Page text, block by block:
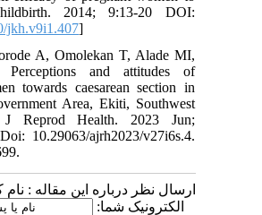
childbirth. 2014; 9:13-20 DOI:
jkh.v9i1.407
Ogunkorode A, Omolekan T, Alade MI,
SO. Perceptions and attitudes of
women towards caesarean section in
Government Area, Ekiti, Southwest
Afr J Reprod Health. 2023 Jun;
35. Doi: 10.29063/ajrh2023/v27i6s.4.
ارسال نظر درباره این مقاله : نام کاربری
الکترونیک شما: